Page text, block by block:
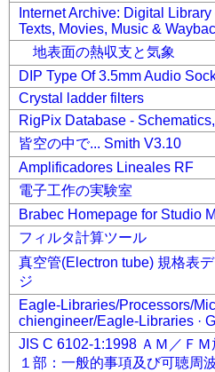
Internet Archive: Digital
Texts, Movies, Music &
地表面の熱収支と気象
DIP Type Of 3.5mm Audio
Crystal ladder filters
RigPix Database -
皆空の中で... Smith V3.10
Amplificadores Lineales RF
電子工作の実験室
Brabec Homepage for Studio
フィルタ計算ツール
真空管(Electron tube) 規格表
ジ
Eagle-Libraries/Processors/
chiengineer/Eagle-Libraries ·
JIS C 6102-1:1998 ＡＭ／Ｆ
１部：一般的事項及び可聴周